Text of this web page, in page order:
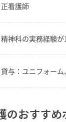
正看護師
精神科の実務経験
貸与：ユニフォー
のおすすめ